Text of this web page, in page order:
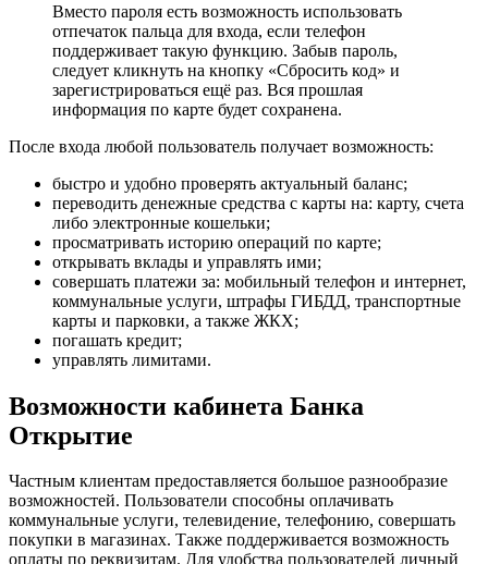
Вместо пароля есть возможность использовать
отпечаток пальца для входа, если телефон
поддерживает такую функцию. Забыв пароль,
следует кликнуть на кнопку «Сбросить код» и
зарегистрироваться ещё раз. Вся прошлая
информация по карте будет сохранена.
После входа любой пользователь получает возможность:
быстро и удобно проверять актуальный баланс;
переводить денежные средства с карты на: карту, счета
либо электронные кошельки;
просматривать историю операций по карте;
открывать вклады и управлять ими;
совершать платежи за: мобильный телефон и интернет,
коммунальные услуги, штрафы ГИБДД, транспортные
карты и парковки, а также ЖКХ;
погашать кредит;
управлять лимитами.
Возможности кабинета Банка
Открытие
Частным клиентам предоставляется большое разнообразие
возможностей. Пользователи способны оплачивать
коммунальные услуги, телевидение, телефонию, совершать
покупки в магазинах. Также поддерживается возможность
оплаты по реквизитам. Для удобства пользователей личный